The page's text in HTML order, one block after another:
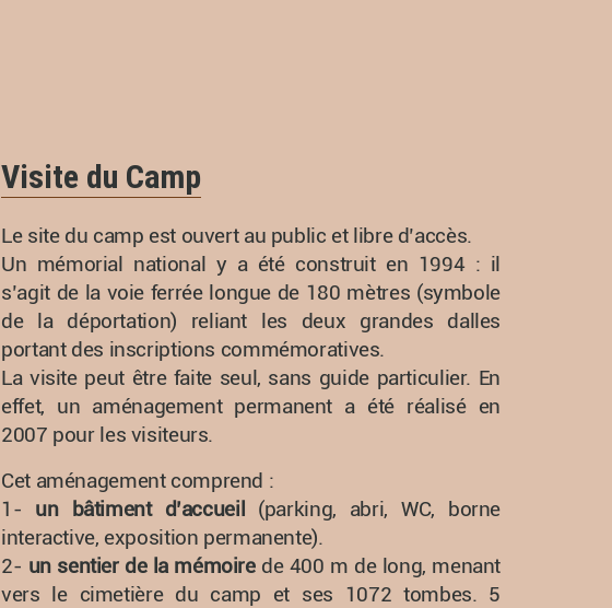
Visite du Camp
Le site du camp est ouvert au public et libre d’accès.
Un mémorial national y a été construit en 1994 : il
s’agit de la voie ferrée longue de 180 mètres (symbole
de la déportation) reliant les deux grandes dalles
portant des inscriptions commémoratives.
La visite peut être faite seul, sans guide particulier. En
effet, un aménagement permanent a été réalisé en
2007 pour les visiteurs.
Cet aménagement comprend :
1- un bâtiment d’accueil
(parking, abri, WC, borne
interactive, exposition permanente).
2- un sentier de la mémoirede 400 m de long, menant
vers le cimetière du camp et ses 1072 tombes. 5